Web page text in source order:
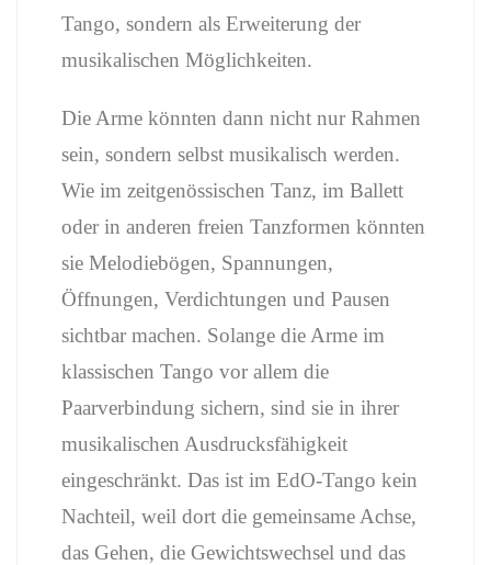
Tango, sondern als Erweiterung der
musikalischen Möglichkeiten.
Die Arme könnten dann nicht nur Rahmen
sein, sondern selbst musikalisch werden.
Wie im zeitgenössischen Tanz, im Ballett
oder in anderen freien Tanzformen könnten
sie Melodiebögen, Spannungen,
Öffnungen, Verdichtungen und Pausen
sichtbar machen. Solange die Arme im
klassischen Tango vor allem die
Paarverbindung sichern, sind sie in ihrer
musikalischen Ausdrucksfähigkeit
eingeschränkt. Das ist im EdO-Tango kein
Nachteil, weil dort die gemeinsame Achse,
das Gehen, die Gewichtswechsel und das